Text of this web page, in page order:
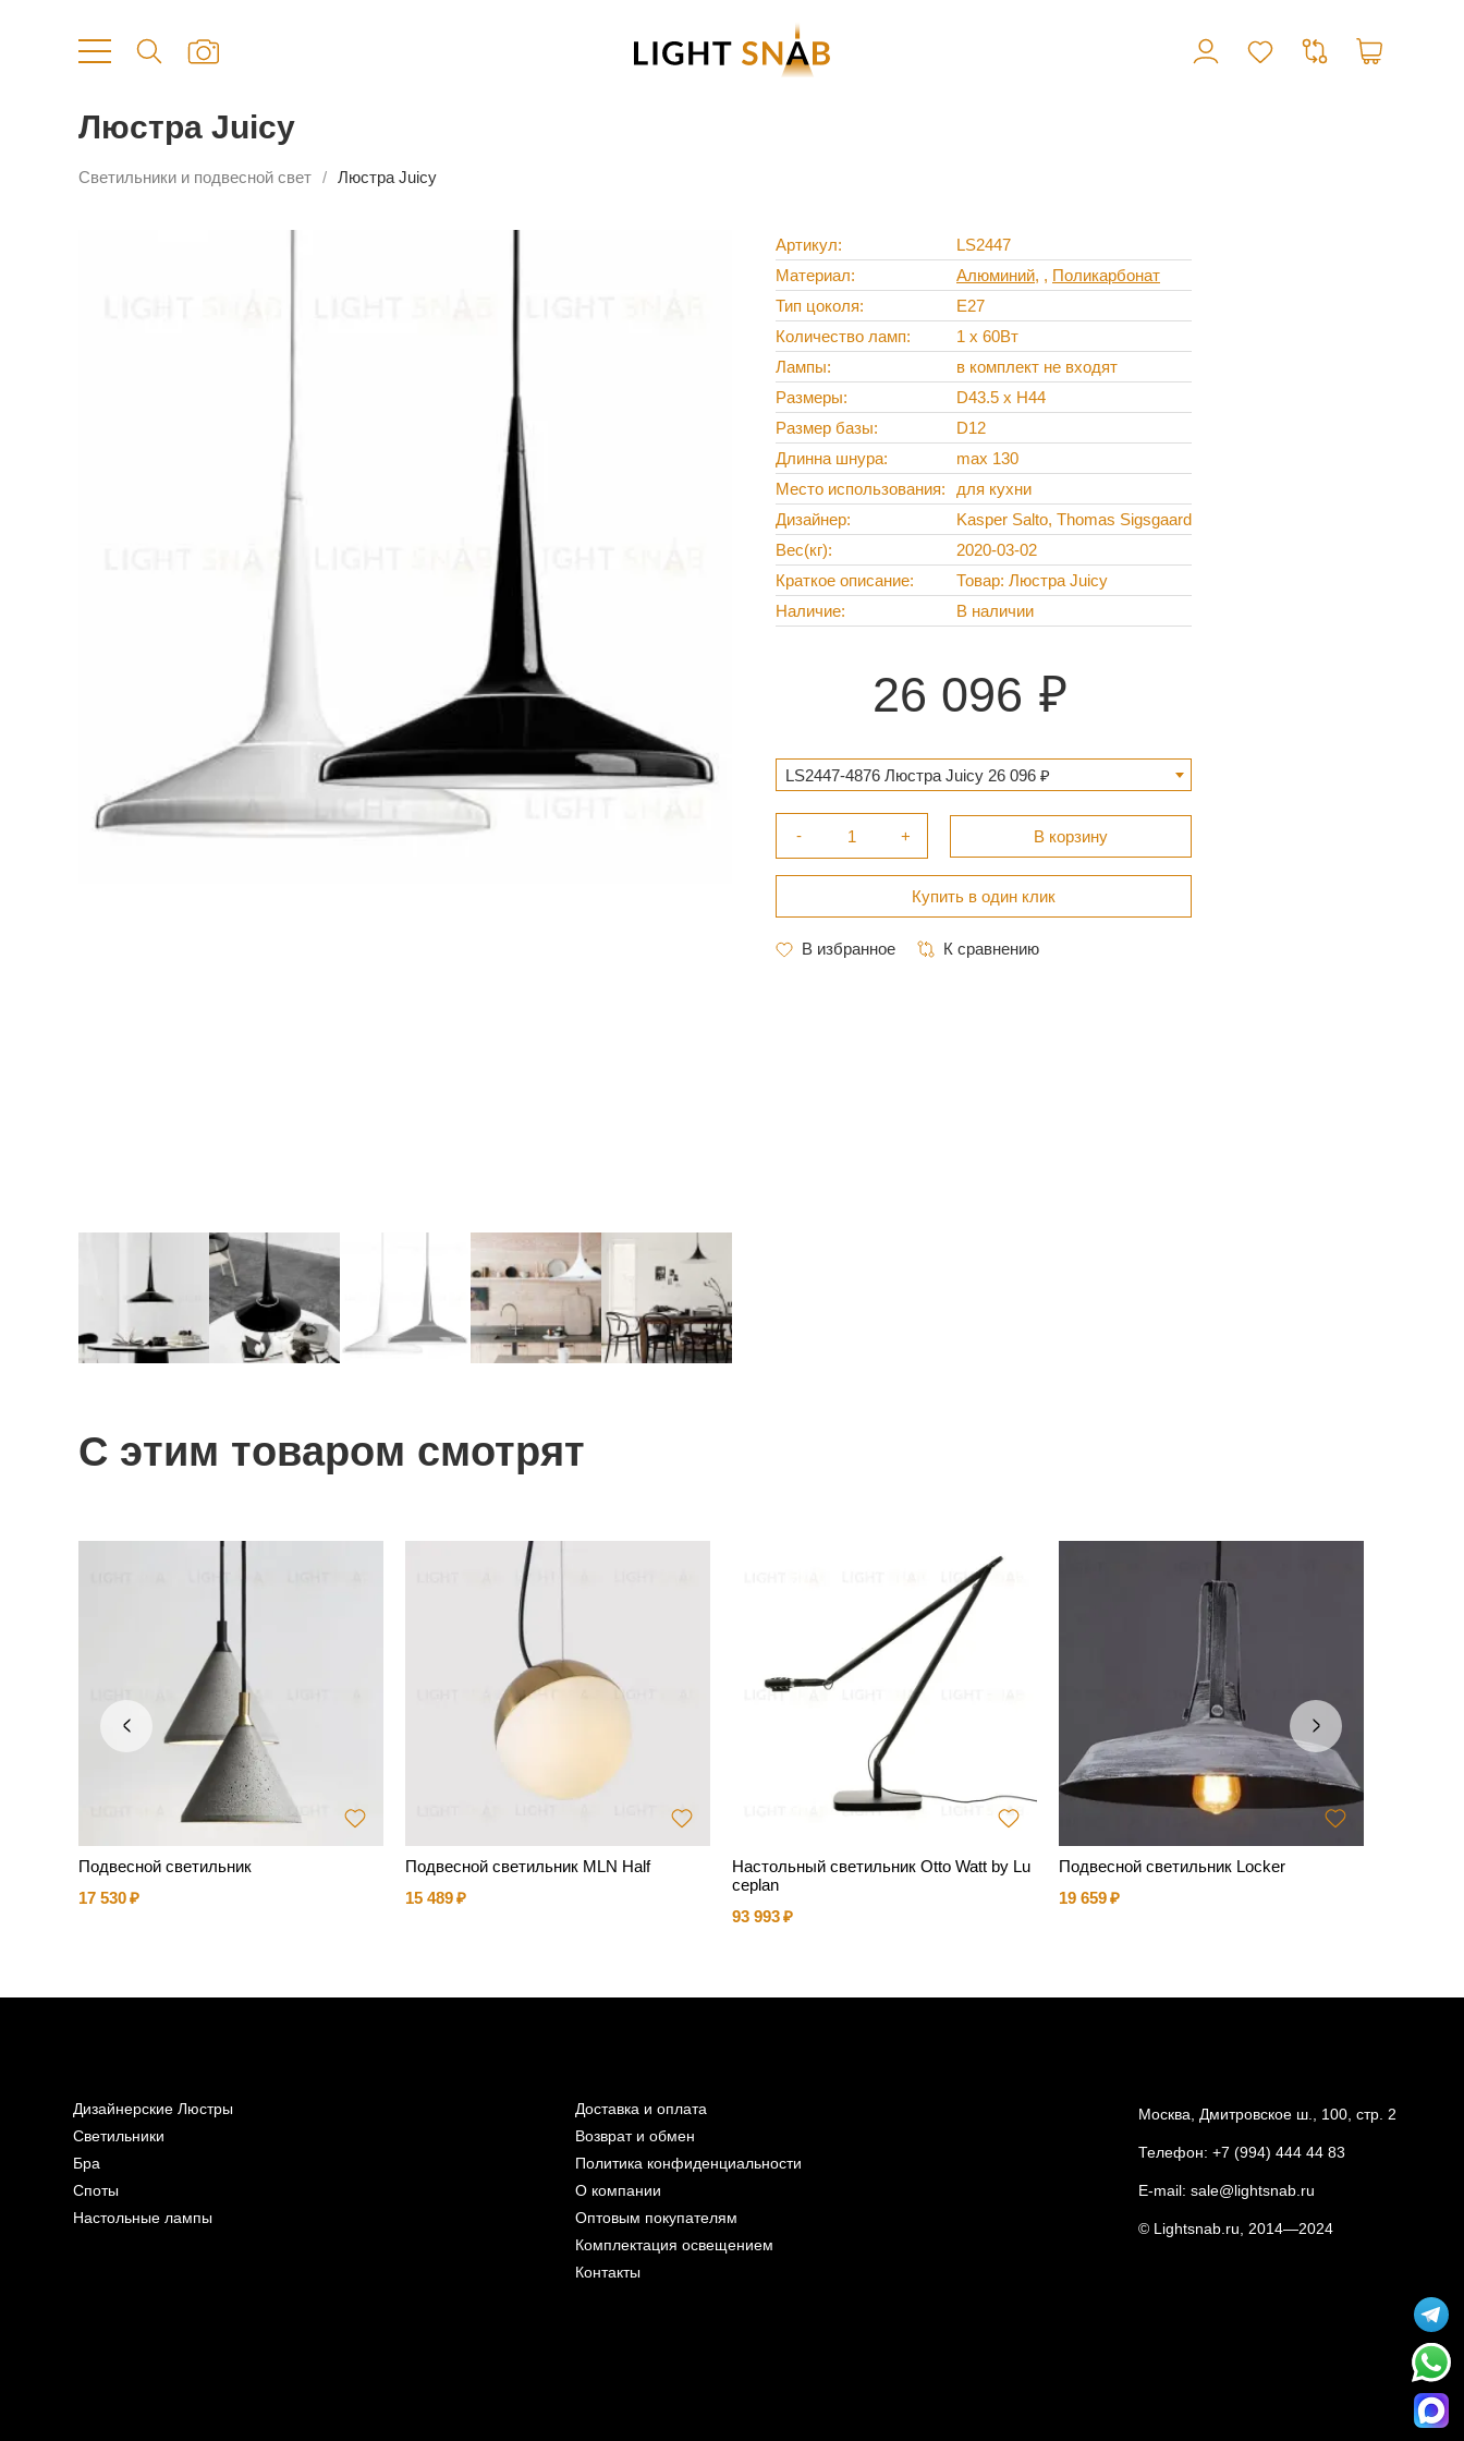
Люстра Juicy
Светильники и подвесной свет Люстра Juicy
Артикул
LS2447
Материал
Алюминий , Поликарбонат
Тип цоколя
E27
Количество ламп
1 x 60Вт
Лампы
в комплект не входят
Размеры
D43.5 х H44
Размер базы
D12
Длинна шнура
max 130
Место использования
для кухни
Дизайнер
Kasper Salto, Thomas Sigsgaard
Вес(кг)
2020-03-02
Краткое описание
Товар: Люстра Juicy
Наличие
В наличии
26 096
LS2447-4876 Люстра Juicy 26 096 ₽
С этим товаром смотрят
Подвесной светильник
17 530
Подвесной светильник MLN Half
15 489
Настольный светильник Otto Watt by Lu
ceplan
93 993
Подвесной светильник Locker
19 659
Дизайнерские Люстры
Светильники
Бра
Споты
Настольные лампы
Доставка и оплата
Возврат и обмен
Политика конфиденциальности
О компании
Оптовым покупателям
Комплектация освещением
Контакты
Москва, Дмитровское ш., 100, стр. 2
Телефон: +7 (994) 444 44 83
E-mail: sale@lightsnab.ru
© Lightsnab.ru, 2014—2024